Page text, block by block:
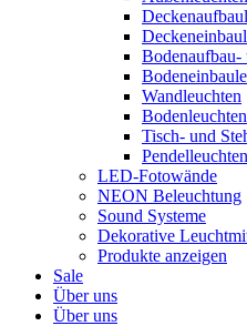
Bodenaufbau-
Wandleuchten
Bodenleuchten
Tisch- und
Pendelleuchten
LED-Fotowände
NEON Beleuchtung
Sound Systeme
Dekorative
Produkte anzeigen
Sale
Über uns
Über uns